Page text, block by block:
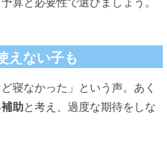
えない子も
寝なかった」という声。あく
助と考え、過度な期待をしな